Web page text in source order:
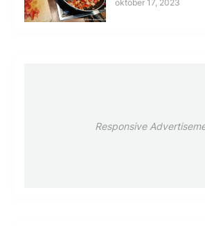
oktober 17, 2023
Responsive